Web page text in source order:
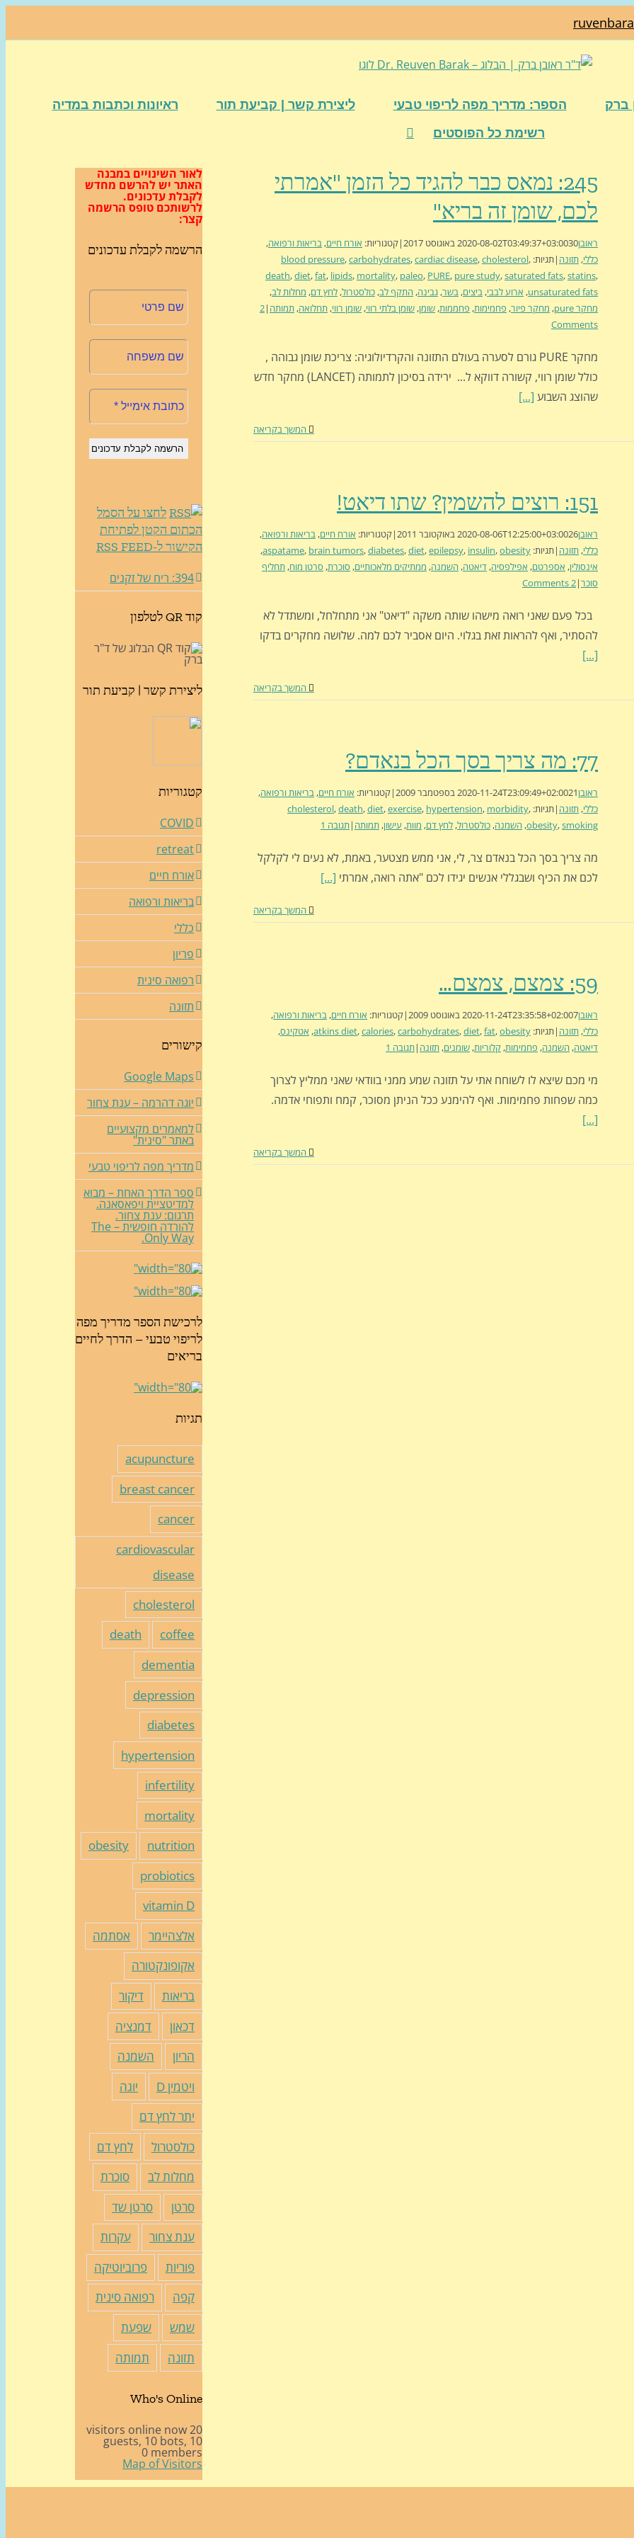
ברק הספר: מדריך מפה לריפוי טבעי ליצירת קשר | קביעת תור
ראיונות וכתבות במדיה
רשימת כל הפוסטים
245: נמאס כבר להגיד כל הזמן "אמרתי
לכם, שומן זה בריא"
ראובן 2020-08-02T03:49:37+03:0030 באוגוסט 2017 |קטגוריות: אורח חיים, בריאות ורפואה,
כללי, תזונה |תגיות: blood pressure,carbohydrates,cardiac disease,cholesterol,
death,diet,fat, lipids, mortality, paleo, PURE, pure study,saturated fats,statins,
unsaturated fats
, ארוע לבבי, ביצים, בשר, גבינה, התקף לב, כולסטרול, לחץ דם, מחלות לב,
מחקר pure
, מחקר פיור, פחמימות, פחממות, שומן, שומן בלתי רווי, שומן רווי, תחלואה, תמותה |
2
Comments
מחקר PURE גורם לסערה בעולם התזונה והקרדיולוגיה: צריכת שומן גבוהה ,
כולל שומן רווי, קשורה דווקא ל... ירידה בסיכון לתמותה (LANCET) מחקר חדש
שהוצג השבוע [...]
המשך בקריאה
151: רוצים להשמין? שתו דיאט!
ראובן 2020-08-06T12:25:00+03:0026 באוקטובר 2011 |קטגוריות: אורח חיים, בריאות ורפואה,
כללי, תזונה |תגיות: aspatame, brain tumors,diabetes,diet,epilepsy, insulin,obesity
,
אינסולין, אספרטם, אפילפסיה, דיאטה, השמנה, ממתיקים מלאכותיים, סוכרת, סרטן מוח, תחליף
סוכר|
2 Comments
בכל פעם שאני רואה מישהו שותה משקה "דיאט" אני מתחלחל, ומשתדל לא
להסתיר, ואף להראות זאת בגלוי. היום אסביר לכם למה. שלושה מחקרים בדקו
[...]
המשך בקריאה
77: מה צריך בסך הכל בנאדם?
ראובן 2020-11-24T23:09:49+02:0021 בספטמבר 2009 |קטגוריות: אורח חיים, בריאות ורפואה,
כללי, תזונה |תגיות: cholesterol,death,diet,exercise, hypertension, morbidity,
obesity,smoking
, השמנה, כולסטרול, לחץ דם, מוות, עישון, תמותה |תגובה 1
מה צריך בסך הכל בנאדם צר, לי, אני ממש מצטער, באמת, לא נעים לי לקלקל
לכם את הכיף ושבגללי אנשים יגידו לכם "אתה רואה, אמרתי [...]
המשך בקריאה
59: צמצם, צמצם…
ראובן 2020-11-24T23:35:58+02:007 באוגוסט 2009 |קטגוריות: אורח חיים, בריאות ורפואה,
כללי, תזונה |תגיות: atkins diet,calories,carbohydrates,diet,fat,obesity
, אטקינס,
דיאטה, השמנה, פחמימות, קלוריות, שומנים, תזונה |תגובה 1
מי מכם שיצא לו לשוחח אתי על תזונה שמע ממני בוודאי שאני ממליץ לצרוך
כמה שפחות פחמימות. ואף להימנע ככל הניתן מסוכר, קמח ותפוחי אדמה.
[...]
המשך בקריאה
לאור השינויים במבנה
האתר יש להרשם מחדש
לקבלת עדכונים.
לרשותכם טופס הרשמה
קצר:
הרשמה לקבלת עדכונים
לחצו על הסמל
הכתום הקטן לפתיחת
הקישור ל-RSS FEED
394: ריח של זקנים
קוד QR לטלפון
ליצירת קשר | קביעת תור
קטגוריות
COVID
retreat
אורח חיים
בריאות ורפואה
כללי
פריון
רפואה סינית
תזונה
קישורים
Google Maps
יוגה דהרמה – ענת צחור
למאמרים מקצועיים
באתר "סינית"
מדריך מפה לריפוי טבעי
ספר הדרך האחת – מבוא
למדיטציית ויפאסאנה.
תרגום: ענת צחור.
להורדה חופשית – The
Only Way.
לרכישת הספר מדריך מפה
לריפוי טבעי – הדרך לחיים
בריאים
תגיות
acupuncture
breast cancer
cancer
cardiovascular
disease
cholesterol
coffee
death
dementia
depression
diabetes
hypertension
infertility
mortality
nutrition
obesity
probiotics
vitamin D
אלצהיימר
אסתמה
אקופונקטורה
בריאות
דיקור
דכאון
דמנציה
הריון
השמנה
ויטמין D
יוגה
יתר לחץ דם
כולסטרול
לחץ דם
מחלות לב
סוכרת
סרטן
סרטן שד
ענת צחור
עקרות
פוריות
פרוביוטיקה
קפה
רפואה סינית
שמש
שפעת
תזונה
תמותה
Who's Online
20 visitors online now
10 guests,
10 bots,
0 members
Map of Visitors